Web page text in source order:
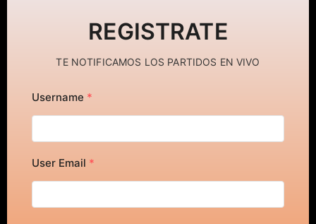
REGISTRATE
TE NOTIFICAMOS LOS PARTIDOS EN VIVO
Username *
User Email *